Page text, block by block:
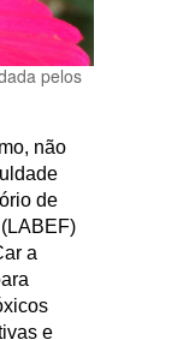
pelos
não
de
a
e